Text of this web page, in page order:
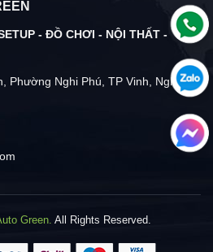
- ĐỒ CHƠI - NỘI THẤT -
Phường Nghi Phú, TP Vinh, Nghệ
Green. All Rights Reserved.